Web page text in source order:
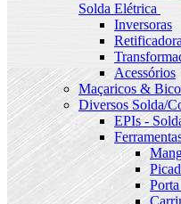
Solda Elétrica
Inversoras
Acessórios
Maçaricos &
Diversos Solda/
EPIs -